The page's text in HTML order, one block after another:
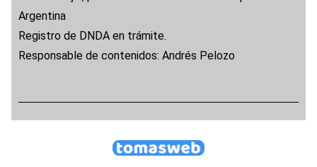
Argentina
Registro de DNDA en trámite.
Responsable de contenidos: Andrés Pelozo